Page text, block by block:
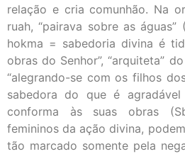
relação e cria comunhão. Na
ruah, “pairava sobre as águas”
hokma = sabedoria divina é
obras do Senhor”, “arquiteta”
“alegrando-se com os filhos
sabedora do que é
conforma às suas obras
femininos da ação divina,
tão marcado somente pela